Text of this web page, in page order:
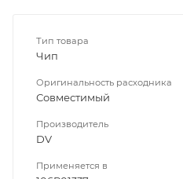
Тип товара
Чип
Оригинальность расходника
Совместимый
Производитель
DV
Применяется в